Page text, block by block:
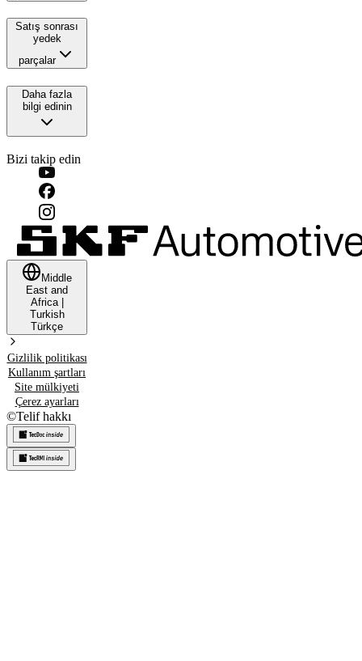
Satış sonrası
yedek
parçalar
Daha fazla
bilgi edinin
Bizi takip edin
Middle
East and
Africa|
Turkish
Türkçe
Gizlilik politikası
Kullanım şartları
Site mülkiyeti
Çerez ayarları
©Telif hakkı